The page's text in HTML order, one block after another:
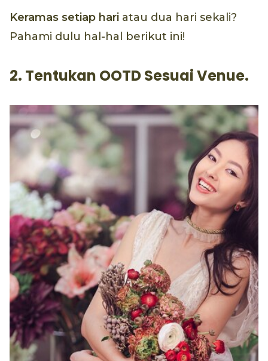
Keramas setiap hari atau dua hari sekali?
Pahami dulu hal-hal berikut ini!
2. Tentukan OOTD Sesuai Venue.